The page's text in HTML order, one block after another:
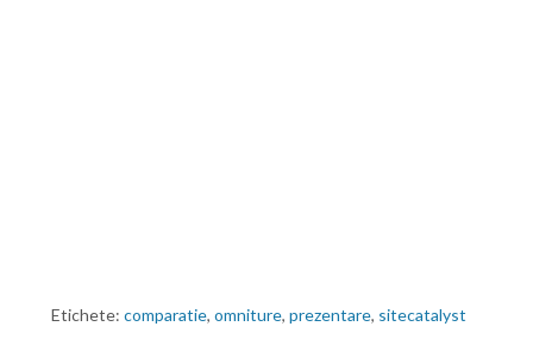
Etichete: comparatie, omniture, prezentare, sitecatalyst